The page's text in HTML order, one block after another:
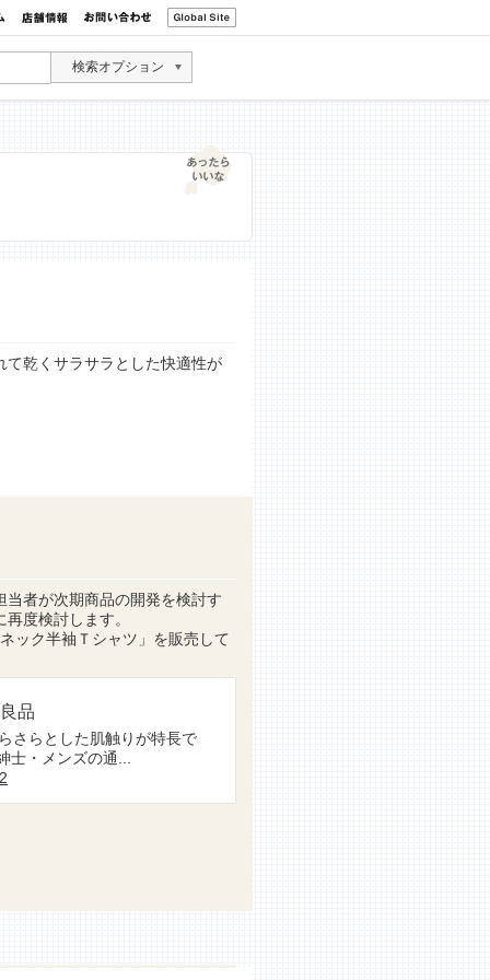
検索オプション
乾くサラサラとした快適性が
者が次期商品の開発を検討す
度検討します。
ク半袖Ｔシャツ」を販売して
品
さらとした肌触りが特長で
・メンズの通...